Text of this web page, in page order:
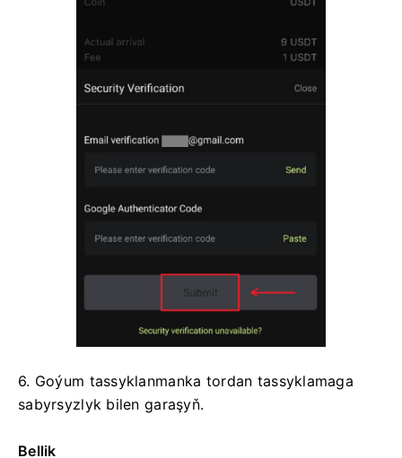
6. Goýum tassyklanmanka tordan tassyklamaga
sabyrsyzlyk bilen garaşyň.
Bellik